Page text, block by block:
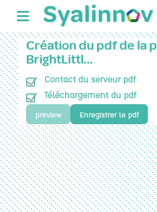
Création du pdf de la
BrightLittl…
Contact du serveur pdf
Téléchargement du pdf
preview Enregistrer le pdf